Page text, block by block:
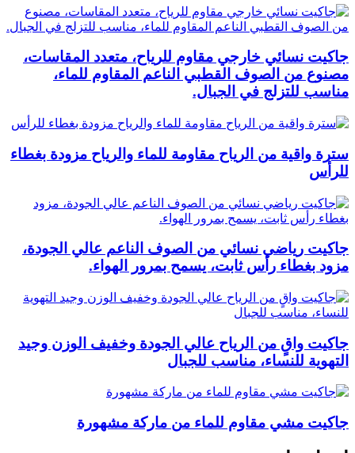
جاكيت نسائي خارجي مقاوم للرياح، متعدد المقاسات،
مصنوع من الصوف القطبي الناعم المقاوم للماء،
مناسب للتزلج في الجبال.
سترة واقية من الرياح مقاومة للماء والرياح مزودة بغطاء
للرأس
جاكيت رياضي نسائي من الصوف الناعم عالي الجودة،
مزود بغطاء رأس ثابت، يسمح بمرور الهواء.
جاكيت واقٍ من الرياح عالي الجودة وخفيف الوزن وجيد
التهوية للنساء، مناسب للجبال
جاكيت مشي مقاوم للماء من ماركة مشهورة